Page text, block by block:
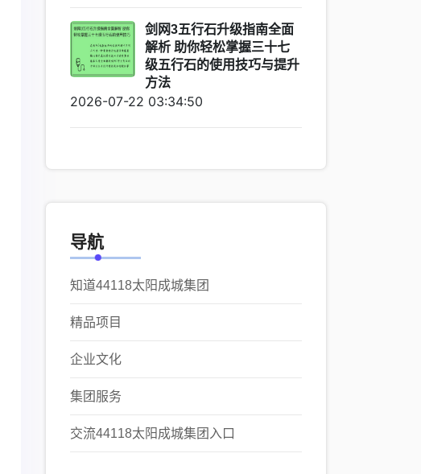
剑网3五行石升级指南全面
解析 助你轻松掌握三十七
级五行石的使用技巧与提升
方法
2026-07-22 03:34:50
导航
知道44118太阳成城集团
精品项目
企业文化
集团服务
交流44118太阳成城集团入口